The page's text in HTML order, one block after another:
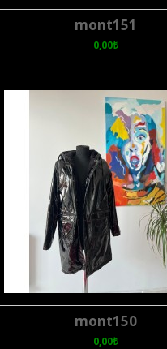
mont151
0,00₺
mont150
0,00₺